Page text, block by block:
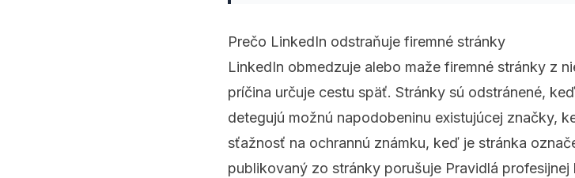
Prečo LinkedIn odstraňuje firemné stránky
LinkedIn obmedzuje alebo maže firemné stránky z
príčina určuje cestu späť. Stránky sú odstránené,
detegujú možnú napodobeninu existujúcej značky,
sťažnosť na ochrannú známku, keď je stránka
publikovaný zo stránky porušuje Pravidlá